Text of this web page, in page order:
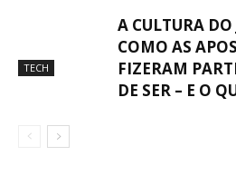
TECH
A CULTURA
COMO AS
FIZERAM
DE SER – E O